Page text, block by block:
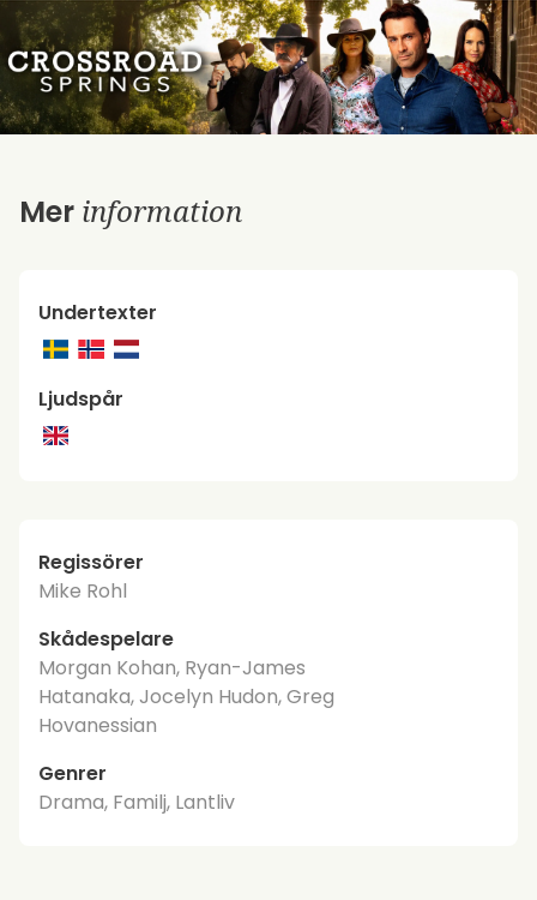
Mer information
Undertexter
Ljudspår
Regissörer
Mike Rohl
Skådespelare
Morgan Kohan, Ryan-James
Hatanaka, Jocelyn Hudon, Greg
Hovanessian
Genrer
Drama, Familj, Lantliv